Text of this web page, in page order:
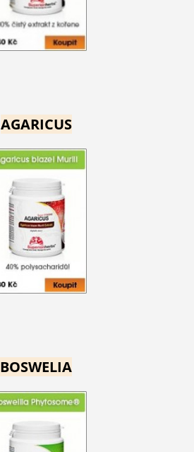
AGARICUS
BOSWELIA